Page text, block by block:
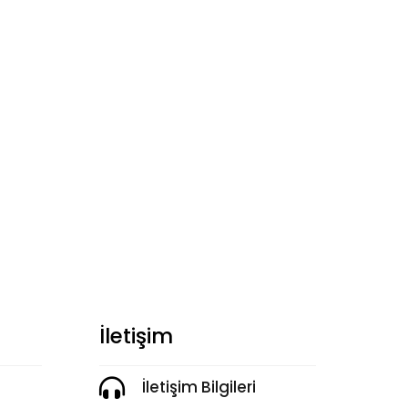
İletişim
 İletişim Bilgileri